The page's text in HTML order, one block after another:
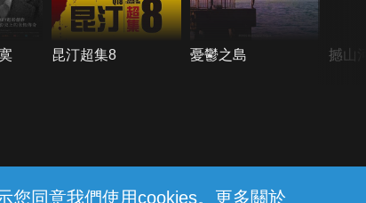
您同意我們使用cookies。更多關於
昆汀超集8 憂鬱之島 撼山